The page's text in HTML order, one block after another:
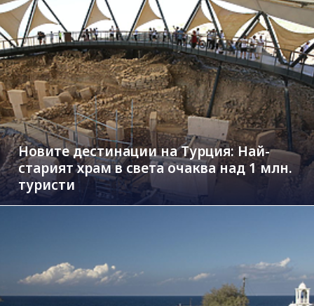
Новите дестинации на Турция: Най-
старият храм в света очаква над 1 млн.
туристи